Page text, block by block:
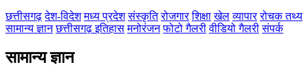
सारंगढ़-बिलाईगढ़
मनेन्द्रगढ़ – चिरिमिरी – भरतपुर
सक्ति
छत्तीसगढ़ देश-विदेश मध्य प्रदेश संस्कृति रोजगार शिक्षा खेल व्यापार रोचक तथ्य
सामान्य ज्ञान छत्तीसगढ़ इतिहास मनोरंजन फोटो गैलरी वीडियो गैलरी संपर्क
सामान्य ज्ञान